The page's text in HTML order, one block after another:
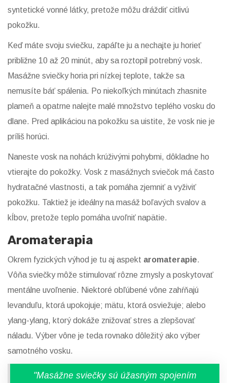
syntetické vonné látky, pretože môžu dráždiť citlivú
pokožku.
Keď máte svoju sviečku, zapáľte ju a nechajte ju horieť
približne 10 až 20 minút, aby sa roztopil potrebný vosk.
Masážne sviečky horia pri nízkej teplote, takže sa
nemusíte báť spálenia. Po niekoľkých minútach zhasnite
plameň a opatrne nalejte malé množstvo teplého vosku do
dlane. Pred aplikáciou na pokožku sa uistite, že vosk nie je
príliš horúci.
Naneste vosk na nohách krúživými pohybmi, dôkladne ho
vtierajte do pokožky. Vosk z masážnych sviečok má často
hydratačné vlastnosti, a tak pomáha zjemniť a vyživiť
pokožku. Taktiež je ideálny na masáž boľavých svalov a
kĺbov, pretože teplo pomáha uvoľniť napätie.
Aromaterapia
Okrem fyzických výhod je tu aj aspekt aromaterapie.
Vôňa sviečky môže stimulovať rôzne zmysly a poskytovať
mentálne uvoľnenie. Niektoré obľúbené vône zahŕňajú
levanduľu, ktorá upokojuje; mätu, ktorá osviežuje; alebo
ylang-ylang, ktorý dokáže znižovať stres a zlepšovať
náladu. Výber vône je teda rovnako dôležitý ako výber
samotného vosku.
"Masážne sviečky sú úžasným spojením